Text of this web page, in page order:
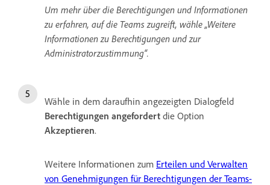
Um mehr über die Berechtigungen und Informationen
zu erfahren, auf die Teams zugreift, wähle „Weitere
Informationen zu Berechtigungen und zur
Administratorzustimmung“.
Wähle in dem daraufhin angezeigten Dialogfeld
Berechtigungen angefordert die Option
Akzeptieren.
Weitere Informationen zum Erteilen und Verwalten
von Genehmigungen für Berechtigungen der Teams-